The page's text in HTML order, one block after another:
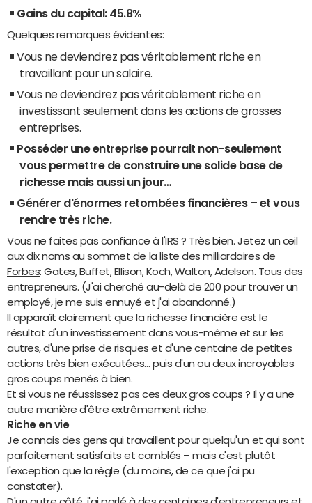
Gains du capital: 45.8%
Quelques remarques évidentes:
Vous ne deviendrez pas véritablement riche en
travaillant pour un salaire.
Vous ne deviendrez pas véritablement riche en
investissant seulement dans les actions de grosses
entreprises.
Posséder une entreprise pourrait non-seulement
vous permettre de construire une solide base de
richesse mais aussi un jour…
Générer d'énormes retombées financières – et vous
rendre très riche.
Vous ne faites pas confiance à l'IRS ? Très bien. Jetez un œil
aux dix noms au sommet de la liste des milliardaires de
Forbes: Gates, Buffet, Ellison, Koch, Walton, Adelson. Tous des
entrepreneurs. (J'ai cherché au-delà de 200 pour trouver un
employé, je me suis ennuyé et j'ai abandonné.)
Il apparaît clairement que la richesse financière est le
résultat d'un investissement dans vous-même et sur les
autres, d'une prise de risques et d'une centaine de petites
actions très bien exécutées… puis d'un ou deux incroyables
gros coups menés à bien.
Et si vous ne réussissez pas ces deux gros coups ? Il y a une
autre manière d'être extrêmement riche.
Riche en vie
Je connais des gens qui travaillent pour quelqu'un et qui sont
parfaitement satisfaits et comblés – mais c'est plutôt
l'exception que la règle (du moins, de ce que j'ai pu
constater).